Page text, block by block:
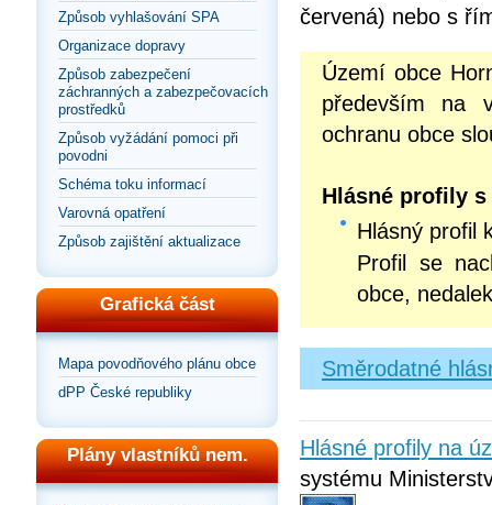
Způsob vyhlašování SPA
Organizace dopravy
Způsob zabezpečení
záchranných a zabezpečovacích
prostředků
Způsob vyžádání pomoci při
povodni
Schéma toku informací
Varovná opatření
Způsob zajištění aktualizace
Grafická část
Mapa povodňového plánu obce
dPP České republiky
Plány vlastníků nem.
červená) nebo s
Území obce
především na
ochranu obce
Hlásné profily s
Hlásný profil
Profil se
obce,
Směrodatné
Hlásné profily na
systému